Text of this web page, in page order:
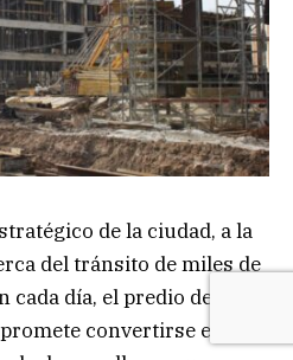
de la ciudad, a la
del tránsito de miles de
día, el predio de 40
convertirse en